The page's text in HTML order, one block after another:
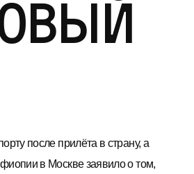
после прилёта в страну, а
в Москве заявило о том,